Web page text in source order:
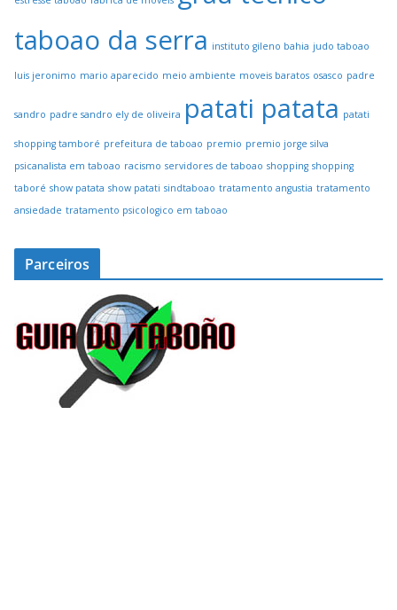
taboao da serra instituto gileno bahia judo taboao
luis jeronimo mario aparecido meio ambiente moveis baratos osasco padre
sandro padre sandro ely de oliveira patati patata patati
shopping tamboré prefeitura de taboao premio premio jorge silva
psicanalista em taboao racismo servidores de taboao shopping shopping
taboré show patata show patati sindtaboao tratamento angustia tratamento
ansiedade tratamento psicologico em taboao
Parceiros